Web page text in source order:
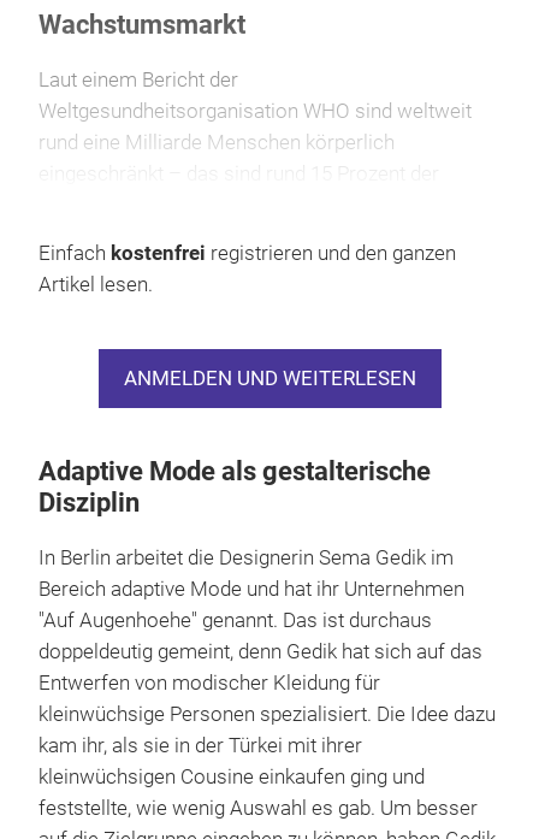
Wachstumsmarkt
Laut einem Bericht der
Weltgesundheitsorganisation WHO sind weltweit
rund eine Milliarde Menschen körperlich
amerikanische Marktforschungsinstitut Coherent
Market Insights für 2026 den weltweiten Marktwert
US-Dollar zu erwarten ist. Dabei hält Europa mit
von Nordamerika mit den USA und Kanada.
Einfach kostenfrei registrieren und den ganzen
Artikel lesen.
ANMELDEN UND WEITERLESEN
Adaptive Mode als gestalterische
Disziplin
In Berlin arbeitet die Designerin Sema Gedik im
Bereich adaptive Mode und hat ihr Unternehmen
"Auf Augenhoehe" genannt. Das ist durchaus
doppeldeutig gemeint, denn Gedik hat sich auf das
Entwerfen von modischer Kleidung für
kleinwüchsige Personen spezialisiert. Die Idee dazu
kam ihr, als sie in der Türkei mit ihrer
kleinwüchsigen Cousine einkaufen ging und
feststellte, wie wenig Auswahl es gab. Um besser